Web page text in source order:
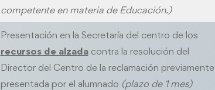
competente en materia de Educación.)
Presentación en la Secretaría del centro de los
recursos de alzadacontra la resolución del
Director del Centro de la reclamación previamente
presentada por el alumnado (plazo de 1 mes)